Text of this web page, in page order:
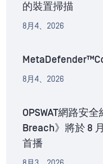
的裝置掃描
8月4、2026
8月4、2026
OPSWAT網路安
Breach》將於 8
首播